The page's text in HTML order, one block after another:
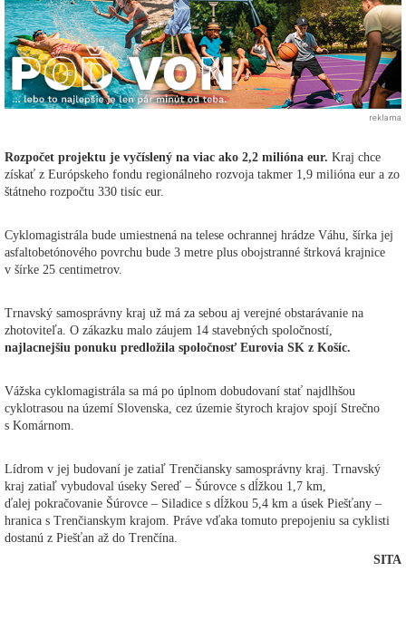
reklama
Rozpočet projektu je vyčíslený na viac ako 2,2 milióna eur. Kraj chce
získať z Európskeho fondu regionálneho rozvoja takmer 1,9 milióna eur a zo
štátneho rozpočtu 330 tisíc eur.
Cyklomagistrála bude umiestnená na telese ochrannej hrádze Váhu, šírka jej
asfaltobetónového povrchu bude 3 metre plus obojstranné štrková krajnice
v šírke 25 centimetrov.
Trnavský samosprávny kraj už má za sebou aj verejné obstarávanie na
zhotoviteľa. O zákazku malo záujem 14 stavebných spoločností,
najlacnejšiu ponuku predložila spoločnosť Eurovia SK z Košíc.
Vážska cyklomagistrála sa má po úplnom dobudovaní stať najdlhšou
cyklotrasou na území Slovenska, cez územie štyroch krajov spojí Strečno
s Komárnom.
Lídrom v jej budovaní je zatiaľ Trenčiansky samosprávny kraj. Trnavský
kraj zatiaľ vybudoval úseky Sereď – Šúrovce s dĺžkou 1,7 km,
ďalej pokračovanie Šúrovce – Siladice s dĺžkou 5,4 km a úsek Piešťany –
hranica s Trenčianskym krajom. Práve vďaka tomuto prepojeniu sa cyklisti
dostanú z Piešťan až do Trenčína.
SITA